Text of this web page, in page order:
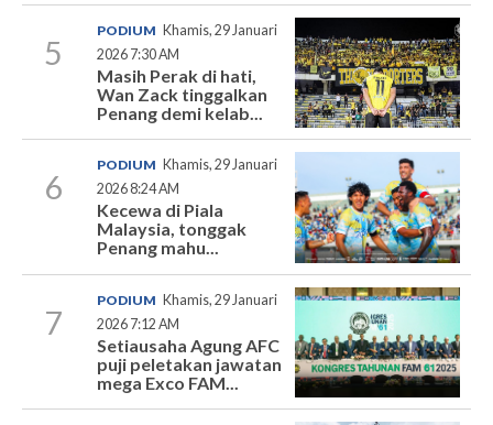
5
PODIUM Khamis, 29 Januari
2026 7:30 AM
Masih Perak di hati,
Wan Zack tinggalkan
Penang demi kelab...
6
PODIUM Khamis, 29 Januari
2026 8:24 AM
Kecewa di Piala
Malaysia, tonggak
Penang mahu...
7
PODIUM Khamis, 29 Januari
2026 7:12 AM
Setiausaha Agung AFC
puji peletakan jawatan
mega Exco FAM...